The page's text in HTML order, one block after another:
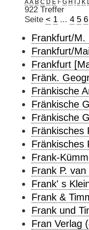
A Ä B C D E F G H J K
922 Treffer
Seite < 1... 4 5 6
Frankfurt/M.
Frankfurt/
Frankfurt
Fränk.
Fränkische
Fränkische
Fränkische
Fränkisches
Fränkisches
Frank-
Frank P.
Frank' s
Frank &
Frank und
Fran Verlag